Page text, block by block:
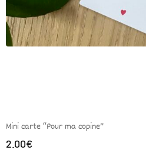
Mini carte “Pour ma copine”
2.00€